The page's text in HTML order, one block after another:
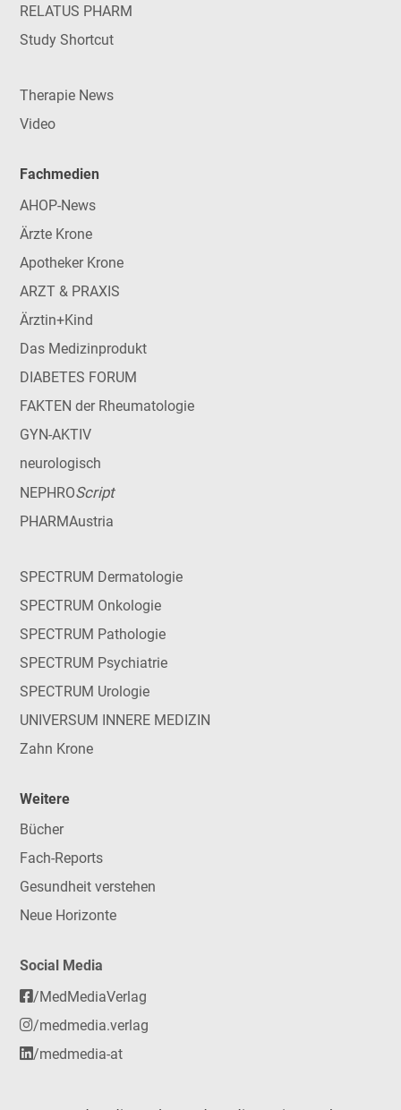
RELATUS PHARM
Study Shortcut
Therapie News
Video
Fachmedien
AHOP-News
Ärzte Krone
Apotheker Krone
ARZT & PRAXIS
Ärztin+Kind
Das Medizinprodukt
DIABETES FORUM
FAKTEN der Rheumatologie
GYN-AKTIV
neurologisch
NEPHROScript
PHARMAustria
SPECTRUM Dermatologie
SPECTRUM Onkologie
SPECTRUM Pathologie
SPECTRUM Psychiatrie
SPECTRUM Urologie
UNIVERSUM INNERE MEDIZIN
Zahn Krone
Weitere
Bücher
Fach-Reports
Gesundheit verstehen
Neue Horizonte
Social Media
/MedMediaVerlag
/medmedia.verlag
/medmedia-at